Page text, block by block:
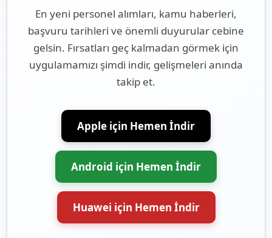
En yeni personel alımları, kamu haberleri,
başvuru tarihleri ve önemli duyurular cebine
gelsin. Fırsatları geç kalmadan görmek için
uygulamamızı şimdi indir, gelişmeleri anında
takip et.
Apple için Hemen İndir
Android için Hemen İndir
Huawei için Hemen İndir